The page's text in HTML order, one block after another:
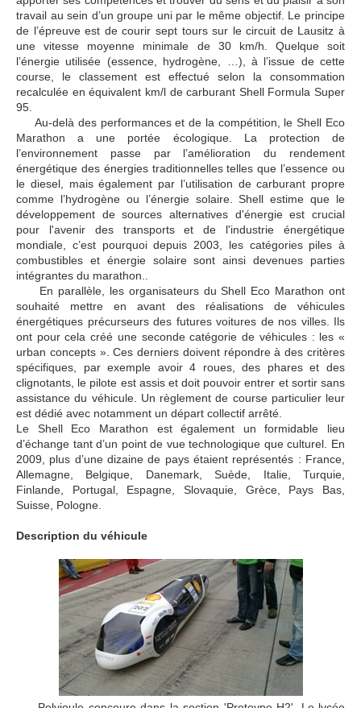
travail au sein d’un groupe uni par le même objectif. Le principe
de l’épreuve est de courir sept tours sur le circuit de Lausitz à
une vitesse moyenne minimale de 30 km/h. Quelque soit
l’énergie utilisée (essence, hydrogène, …), à l’issue de cette
course, le classement est effectué selon la consommation
recalculée en équivalent km/l de carburant Shell Formula Super
95.
Au-delà des performances et de la compétition, le Shell Eco
Marathon a une portée écologique. La protection de
l’environnement passe par l’amélioration du rendement
énergétique des énergies traditionnelles telles que l’essence ou
le diesel, mais également par l’utilisation de carburant propre
comme l’hydrogène ou l’énergie solaire. Shell estime que le
développement de sources alternatives d'énergie est crucial
pour l'avenir des transports et de l'industrie énergétique
mondiale, c’est pourquoi depuis 2003, les catégories piles à
combustibles et énergie solaire sont ainsi devenues parties
intégrantes du marathon..
En parallèle, les organisateurs du Shell Eco Marathon ont
souhaité mettre en avant des réalisations de véhicules
énergétiques précurseurs des futures voitures de nos villes. Ils
ont pour cela créé une seconde catégorie de véhicules : les «
urban concepts ». Ces derniers doivent répondre à des critères
spécifiques, par exemple avoir 4 roues, des phares et des
clignotants, le pilote est assis et doit pouvoir entrer et sortir sans
assistance du véhicule. Un règlement de course particulier leur
est dédié avec notamment un départ collectif arrêté.
Le Shell Eco Marathon est également un formidable lieu
d’échange tant d’un point de vue technologique que culturel. En
2009, plus d’une dizaine de pays étaient représentés : France,
Allemagne, Belgique, Danemark, Suède, Italie, Turquie,
Finlande, Portugal, Espagne, Slovaquie, Grèce, Pays Bas,
Suisse, Pologne.
Description du véhicule